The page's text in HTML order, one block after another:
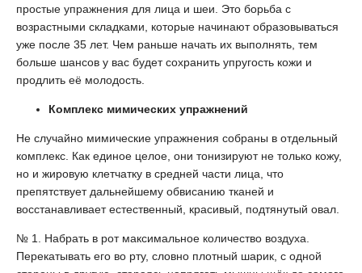
простые упражнения для лица и шеи. Это борьба с
возрастными складками, которые начинают образовываться
уже после 35 лет. Чем раньше начать их выполнять, тем
больше шансов у вас будет сохранить упругость кожи и
продлить её молодость.
Комплекс мимических упражнений
Не случайно мимические упражнения собраны в отдельный
комплекс. Как единое целое, они тонизируют не только кожу,
но и жировую клетчатку в средней части лица, что
препятствует дальнейшему обвисанию тканей и
восстанавливает естественный, красивый, подтянутый овал.
№ 1. Набрать в рот максимальное количество воздуха.
Перекатывать его во рту, словно плотный шарик, с одной